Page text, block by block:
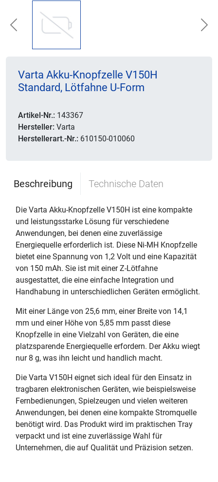
Previous
Varta Akku-Knopfzelle V150H
Standard, Lötfahne U-Form
Artikel-Nr.: 143367
Hersteller: Varta
Herstellerart.-Nr.: 610150-010060
Beschreibung Technische Daten
Die Varta Akku-Knopfzelle V150H ist eine kompakte
und leistungsstarke Lösung für verschiedene
Anwendungen, bei denen eine zuverlässige
Energiequelle erforderlich ist. Diese Ni-MH Knopfzelle
bietet eine Spannung von 1,2 Volt und eine Kapazität
von 150 mAh. Sie ist mit einer Z-Lötfahne
ausgestattet, die eine einfache Integration und
Handhabung in unterschiedlichen Geräten ermöglicht.
Mit einer Länge von 25,6 mm, einer Breite von 14,1
mm und einer Höhe von 5,85 mm passt diese
Knopfzelle in eine Vielzahl von Geräten, die eine
platzsparende Energiequelle erfordern. Der Akku wiegt
nur 8 g, was ihn leicht und handlich macht.
Die Varta V150H eignet sich ideal für den Einsatz in
tragbaren elektronischen Geräten, wie beispielsweise
Fernbedienungen, Spielzeugen und vielen weiteren
Anwendungen, bei denen eine kompakte Stromquelle
benötigt wird. Das Produkt wird im praktischen Tray
verpackt und ist eine zuverlässige Wahl für
Unternehmen, die auf Qualität und Präzision setzen.